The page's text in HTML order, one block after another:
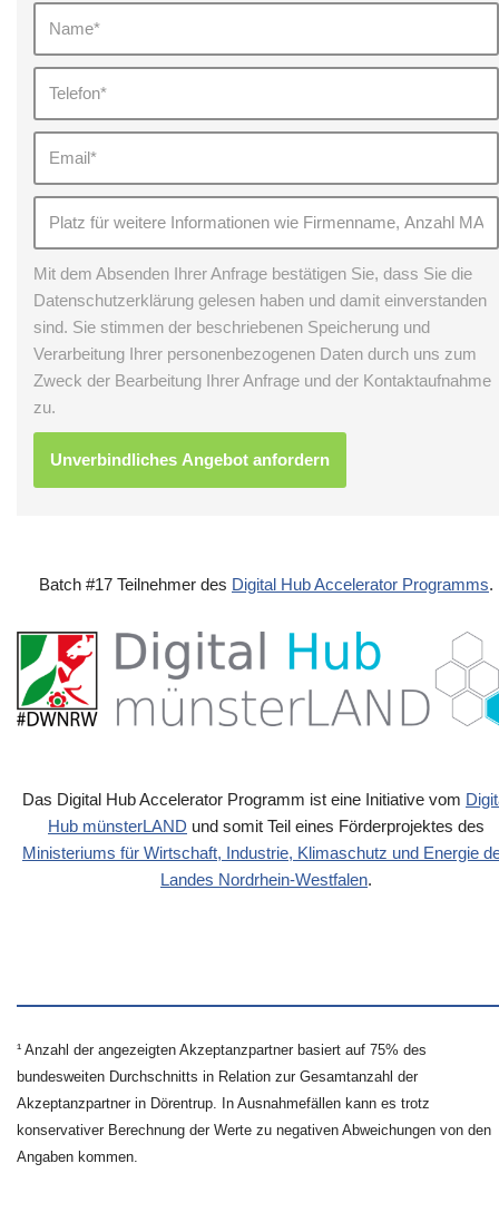
Mit dem Absenden Ihrer Anfrage bestätigen Sie, dass Sie die
Datenschutzerklärung gelesen haben und damit einverstanden
sind. Sie stimmen der beschriebenen Speicherung und
Verarbeitung Ihrer personenbezogenen Daten durch uns zum
Zweck der Bearbeitung Ihrer Anfrage und der Kontaktaufnahme
zu.
Batch #17 Teilnehmer des Digital Hub Accelerator Programms.
Das Digital Hub Accelerator Programm ist eine Initiative vom
Hub münsterLAND und somit Teil eines Förderprojektes des
Ministeriums für Wirtschaft, Industrie, Klimaschutz und Energie
Landes Nordrhein-Westfalen.
¹ Anzahl der angezeigten Akzeptanzpartner basiert auf 75% des
bundesweiten Durchschnitts in Relation zur Gesamtanzahl der
Akzeptanzpartner in Dörentrup. In Ausnahmefällen kann es trotz
konservativer Berechnung der Werte zu negativen Abweichungen von den
Angaben kommen.